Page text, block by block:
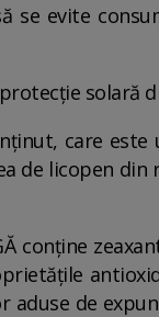
se evite
solară
care
de licopen din
conține
de